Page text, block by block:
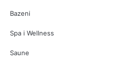
Bazeni
Spa i Wellness
Saune